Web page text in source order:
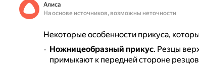
Алиса
На основе источников, возможны неточности
Некоторые особенности прикуса,
Ножницеобразный прикус. Резцы
примыкают к передней стороне